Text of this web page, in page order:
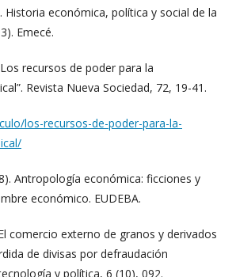
Historia económica, política y social de la
Emecé.
recursos de poder para la
Revista Nueva Sociedad, 72, 19-41.
los-recursos-de-poder-para-la-
Antropología económica: ficciones y
económico. EUDEBA.
comercio externo de granos y derivados
de divisas por defraudación
y política, 6 (10), 092.